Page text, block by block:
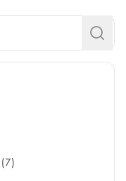
Search
(7)